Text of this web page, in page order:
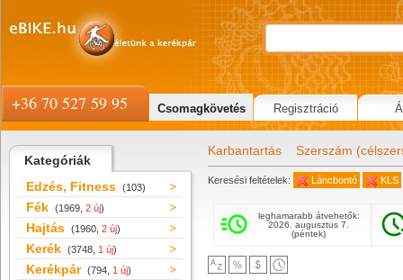
Kategóriák
Edzés, Fitness (103)
Fék (1969, 2 új)
Hajtás (1960, 2 új)
Kerék (3748, 1 új)
Kerékpár (794, 1 új)
Karbantartás Szerszám
Keresési feltételek: Láncbontó KLS
leghamarabb átvehetők:
2026. augusztus 7.
(péntek)
+36 70 527 59 95 Csomagkövetés Regisztráció